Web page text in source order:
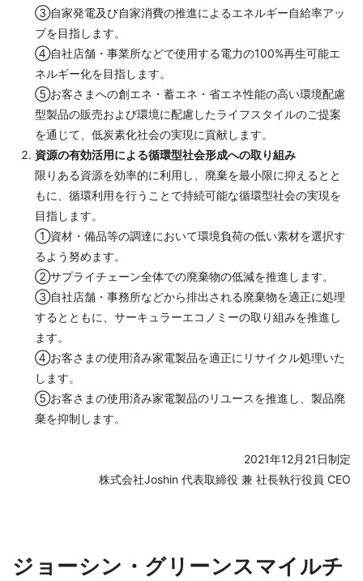
③自家発電及び自家消費の推進によるエネルギー自給率アッ
プを目指します。
④自社店舗・事業所などで使用する電力の100%再生可能エ
ネルギー化を目指します。
⑤お客さまへの創エネ・蓄エネ・省エネ性能の高い環境配慮
型製品の販売および環境に配慮したライフスタイルのご提案
を通じて、低炭素化社会の実現に貢献します。
資源の有効活用による循環型社会形成への取り組み
限りある資源を効率的に利用し、廃棄を最小限に抑えるとと
もに、循環利用を行うことで持続可能な循環型社会の実現を
目指します。
①資材・備品等の調達において環境負荷の低い素材を選択す
るよう努めます。
②サプライチェーン全体での廃棄物の低減を推進します。
③自社店舗・事務所などから排出される廃棄物を適正に処理
するとともに、サーキュラーエコノミーの取り組みを推進し
ます。
④お客さまの使用済み家電製品を適正にリサイクル処理いた
します。
⑤お客さまの使用済み家電製品のリユースを推進し、製品廃
棄を抑制します。
2021年12月21日制定
株式会社Joshin 代表取締役 兼 社長執行役員 CEO
ジョーシン・グリーンスマイルチ